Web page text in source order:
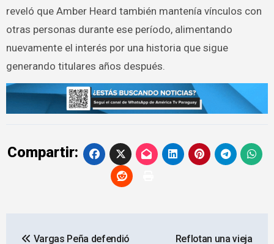
reveló que Amber Heard también mantenía vínculos con
otras personas durante ese período, alimentando
nuevamente el interés por una historia que sigue
generando titulares años después.
Compartir:
Vargas Peña defendió
Reflotan una vieja